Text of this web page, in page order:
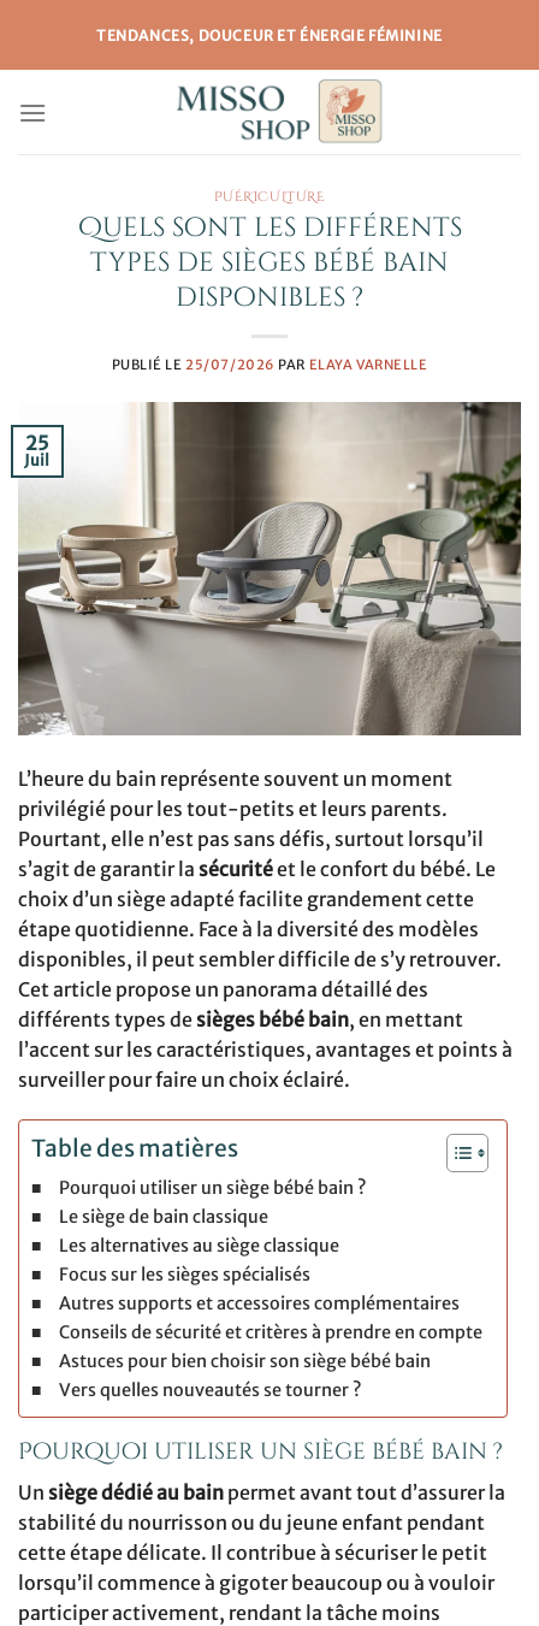
contenu
TENDANCES, DOUCEUR ET ÉNERGIE FÉMININE
PUÉRICULTURE
Quels sont les différents
types de sièges bébé bain
disponibles ?
PUBLIÉ LE 25/07/2026 PAR ELAYA VARNELLE
25
Juil
L’heure du bain représente souvent un moment
privilégié pour les tout-petits et leurs parents.
Pourtant, elle n’est pas sans défis, surtout lorsqu’il
s’agit de garantir la sécuritéet le confort du bébé. Le
choix d’un siège adapté facilite grandement cette
étape quotidienne. Face à la diversité des modèles
disponibles, il peut sembler difficile de s’y retrouver.
Cet article propose un panorama détaillé des
différents types de sièges bébé bain, en mettant
l’accent sur les caractéristiques, avantages et points à
surveiller pour faire un choix éclairé.
Table des matières
Pourquoi utiliser un siège bébé bain ?
Le siège de bain classique
Les alternatives au siège classique
Focus sur les sièges spécialisés
Autres supports et accessoires complémentaires
Conseils de sécurité et critères à prendre en compte
Astuces pour bien choisir son siège bébé bain
Vers quelles nouveautés se tourner ?
Pourquoi utiliser un siège bébé bain ?
Un siège dédié au bain permet avant tout d’assurer la
stabilité du nourrisson ou du jeune enfant pendant
cette étape délicate. Il contribue à sécuriser le petit
lorsqu’il commence à gigoter beaucoup ou à vouloir
participer activement, rendant la tâche moins